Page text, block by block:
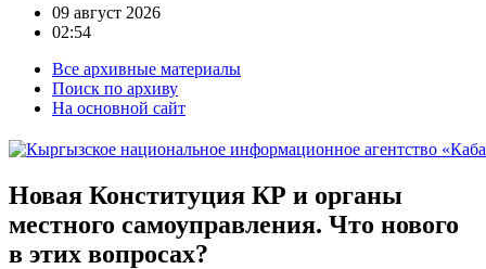
09 август 2026
02:54
Все архивные материалы
Поиск по архиву
На основной сайт
Новая Конституция КР и органы
местного самоуправления. Что нового
в этих вопросах?